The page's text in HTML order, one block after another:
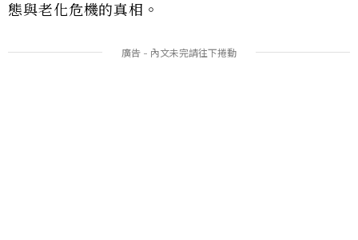
態與老化危機的真相。